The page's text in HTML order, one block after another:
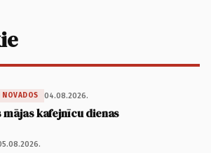
NOVADOS 04.08.2026.
kafejnīcu dienas